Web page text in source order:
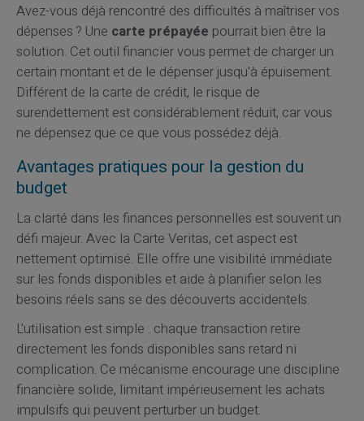
Avez-vous déjà rencontré des difficultés à maîtriser vos
dépenses ? Une carte prépayée pourrait bien être la
solution. Cet outil financier vous permet de charger un
certain montant et de le dépenser jusqu'à épuisement.
Différent de la carte de crédit, le risque de
surendettement est considérablement réduit, car vous
ne dépensez que ce que vous possédez déjà.
Avantages pratiques pour la gestion du
budget
La clarté dans les finances personnelles est souvent un
défi majeur. Avec la Carte Veritas, cet aspect est
nettement optimisé. Elle offre une visibilité immédiate
sur les fonds disponibles et aide à planifier selon les
besoins réels sans se des découverts accidentels.
L'utilisation est simple : chaque transaction retire
directement les fonds disponibles sans retard ni
complication. Ce mécanisme encourage une discipline
financière solide, limitant impérieusement les achats
impulsifs qui peuvent perturber un budget.